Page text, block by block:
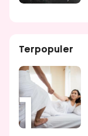
Terpopuler